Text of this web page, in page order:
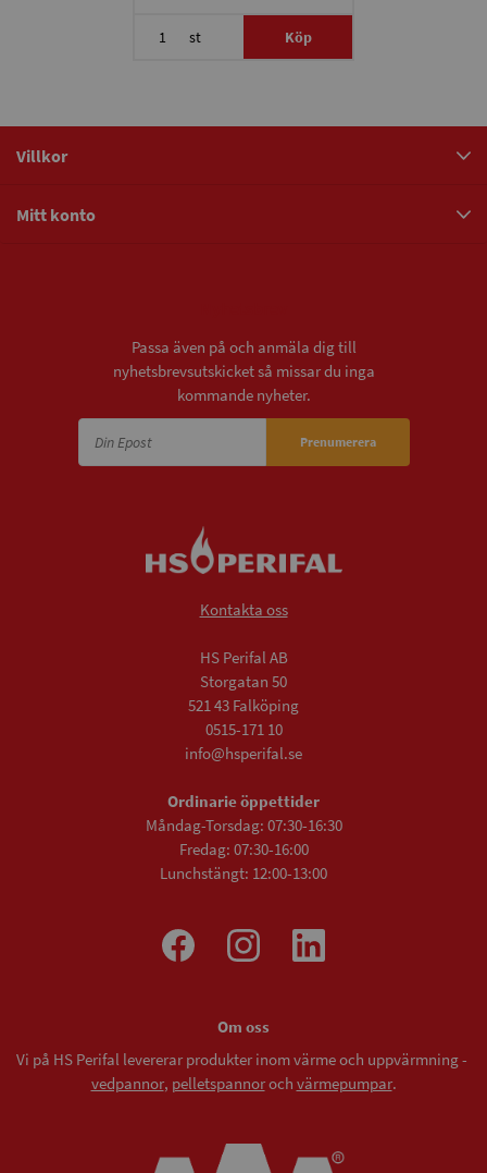
st Köp
Villkor
Mitt konto
Passa även på och anmäla dig till
nyhetsbrevsutskicket så missar du inga
kommande nyheter.
Prenumerera
Kontakta oss
HS Perifal AB
Storgatan 50
521 43 Falköping
0515-171 10
info@hsperifal.se
Ordinarie öppettider
Måndag-Torsdag: 07:30-16:30
Fredag: 07:30-16:00
Lunchstängt: 12:00-13:00
Om oss
Vi på HS Perifal levererar produkter inom värme och uppvärmning -
vedpannor, pelletspannoroch värmepumpar.